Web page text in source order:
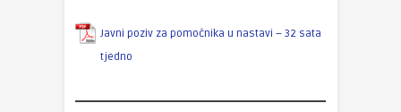
Javni poziv za pomoćnika u nastavi – 32 sata
tjedno